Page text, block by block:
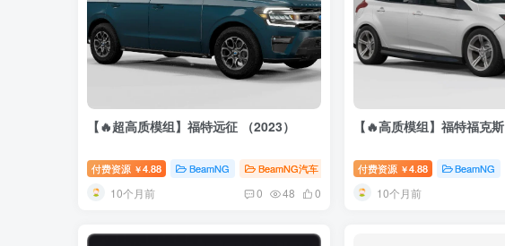
【🔥超高质模组】福特远征 （2023）
付费资源 ￥4.88 BeamNG BeamNG汽车
10个月前 0 48 0
【🔥高质模组】福特福克斯
付费资源 ￥4.88 BeamNG
10个月前